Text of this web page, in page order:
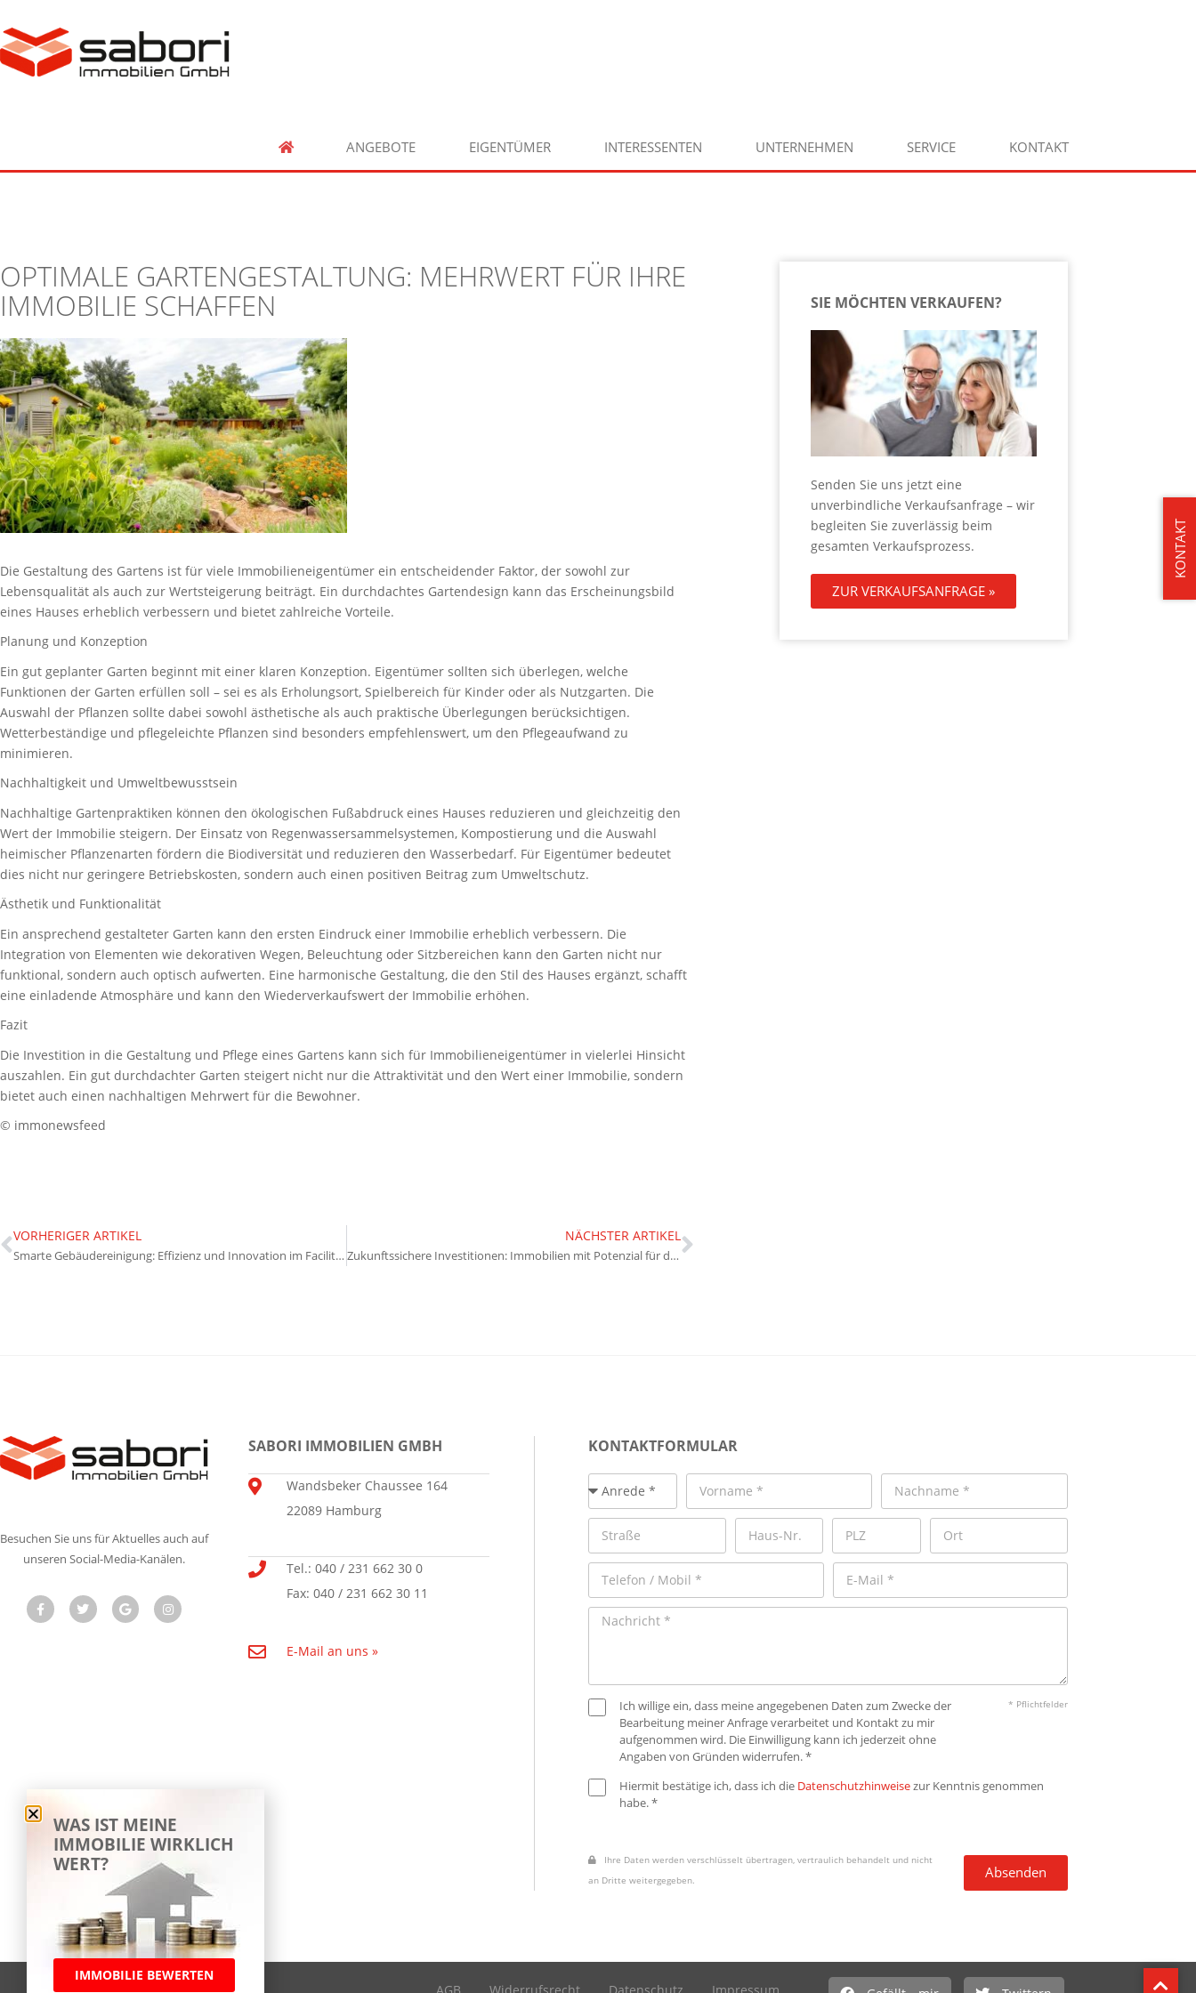
KONTAKT
ANGEBOTE EIGENTÜMER INTERESSENTEN UNTERNEHMEN SERVICE KONTAKT
OPTIMALE GARTENGESTALTUNG: MEHRWERT FÜR IHRE
IMMOBILIE SCHAFFEN
Die Gestaltung des Gartens ist für viele Immobilieneigentümer ein entscheidender Faktor, der sowohl zur
Lebensqualität als auch zur Wertsteigerung beiträgt. Ein durchdachtes Gartendesign kann das Erscheinungsbild
eines Hauses erheblich verbessern und bietet zahlreiche Vorteile.
Planung und Konzeption
Ein gut geplanter Garten beginnt mit einer klaren Konzeption. Eigentümer sollten sich überlegen, welche
Funktionen der Garten erfüllen soll – sei es als Erholungsort, Spielbereich für Kinder oder als Nutzgarten. Die
Auswahl der Pflanzen sollte dabei sowohl ästhetische als auch praktische Überlegungen berücksichtigen.
Wetterbeständige und pflegeleichte Pflanzen sind besonders empfehlenswert, um den Pflegeaufwand zu
minimieren.
Nachhaltigkeit und Umweltbewusstsein
Nachhaltige Gartenpraktiken können den ökologischen Fußabdruck eines Hauses reduzieren und gleichzeitig den
Wert der Immobilie steigern. Der Einsatz von Regenwassersammelsystemen, Kompostierung und die Auswahl
heimischer Pflanzenarten fördern die Biodiversität und reduzieren den Wasserbedarf. Für Eigentümer bedeutet
dies nicht nur geringere Betriebskosten, sondern auch einen positiven Beitrag zum Umweltschutz.
Ästhetik und Funktionalität
Ein ansprechend gestalteter Garten kann den ersten Eindruck einer Immobilie erheblich verbessern. Die
Integration von Elementen wie dekorativen Wegen, Beleuchtung oder Sitzbereichen kann den Garten nicht nur
funktional, sondern auch optisch aufwerten. Eine harmonische Gestaltung, die den Stil des Hauses ergänzt, schafft
eine einladende Atmosphäre und kann den Wiederverkaufswert der Immobilie erhöhen.
Fazit
Die Investition in die Gestaltung und Pflege eines Gartens kann sich für Immobilieneigentümer in vielerlei Hinsicht
auszahlen. Ein gut durchdachter Garten steigert nicht nur die Attraktivität und den Wert einer Immobilie, sondern
bietet auch einen nachhaltigen Mehrwert für die Bewohner.
© immonewsfeed
VORHERIGER ARTIKEL
Smarte Gebäudereinigung: Effizienz und Innovation im Facility Management
NÄCHSTER ARTIKEL
Zukunftssichere Investitionen: Immobilien mit Potenzial für die nächsten Jahrzehnte
SIE MÖCHTEN VERKAUFEN?
Senden Sie uns jetzt eine
unverbindliche Verkaufsanfrage – wir
begleiten Sie zuverlässig beim
gesamten Verkaufsprozess.
ZUR VERKAUFSANFRAGE »
Besuchen Sie uns für Aktuelles auch auf
unseren Social-Media-Kanälen.
SABORI IMMOBILIEN GMBH
Wandsbeker Chaussee 164
22089 Hamburg
Tel.: 040 / 231 662 30 0
Fax: 040 / 231 662 30 11
E-Mail an uns »
KONTAKTFORMULAR
Ich willige ein, dass meine angegebenen Daten zum Zwecke der
Bearbeitung meiner Anfrage verarbeitet und Kontakt zu mir
aufgenommen wird. Die Einwilligung kann ich jederzeit ohne
Angaben von Gründen widerrufen. *
* Pflichtfelder
Hiermit bestätige ich, dass ich die Datenschutzhinweisezur Kenntnis genommen
habe. *
Ihre Daten werden verschlüsselt übertragen, vertraulich behandelt und nicht
an Dritte weitergegeben.
Absenden
WAS IST MEINE
IMMOBILIE WIRKLICH
WERT?
IMMOBILIE BEWERTEN